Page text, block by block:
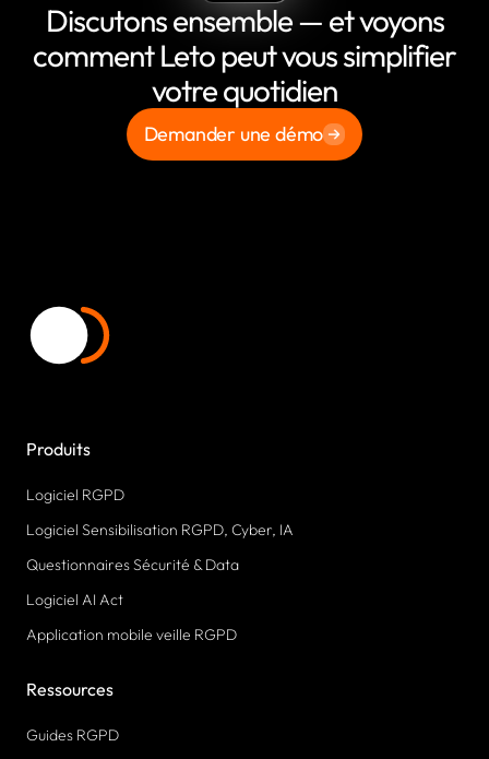
Discutons ensemble — et voyons
comment Leto peut vous simplifier
votre quotidien
Demander une démo
Produits
Logiciel RGPD
Logiciel Sensibilisation RGPD, Cyber, IA
Questionnaires Sécurité & Data
Logiciel AI Act
Application mobile veille RGPD
Ressources
Guides RGPD